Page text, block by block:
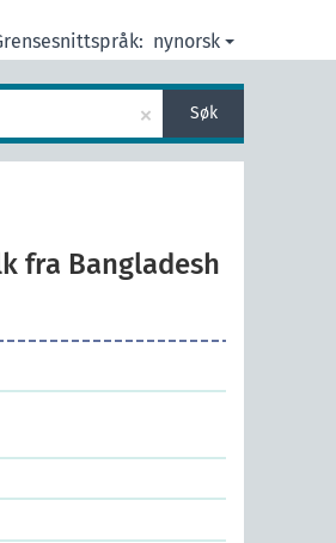
nynorsk
× Søk
fra Bangladesh